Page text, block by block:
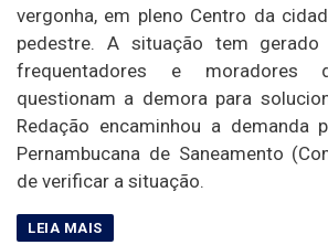
vergonha, em pleno Centro da
pedestre. A situação tem gerado
frequentadores e moradores
questionam a demora para
Redação encaminhou a demanda
Pernambucana de Saneamento
de verificar a situação.